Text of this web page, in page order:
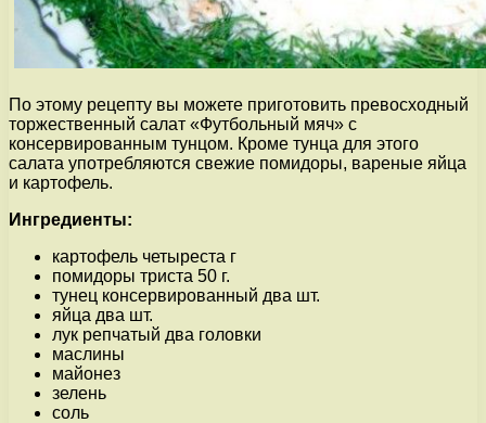
По этому рецепту вы можете приготовить превосходный
торжественный салат «Футбольный мяч» с
консервированным тунцом. Кроме тунца для этого
салата употребляются свежие помидоры, вареные яйца
и картофель.
Ингредиенты:
картофель четыреста г
помидоры триста 50 г.
тунец консервированный два шт.
яйца два шт.
лук репчатый два головки
маслины
майонез
зелень
соль